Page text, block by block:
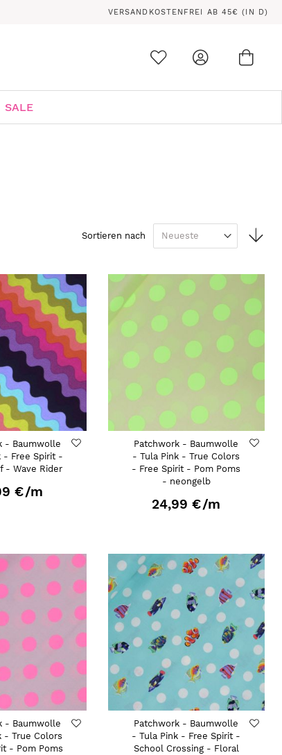
VERSANDKOSTENFREI AB 45€ (IN D)
SALE
Sortieren nach
- Baumwolle
- Free Spirit -
- Wave Rider
€/m
Patchwork - Baumwolle
- Tula Pink - True Colors
- Free Spirit - Pom Poms
- neongelb
24,99 €/m
- Baumwolle
- True Colors
- Pom Poms
Patchwork - Baumwolle
- Tula Pink - Free Spirit -
School Crossing - Floral